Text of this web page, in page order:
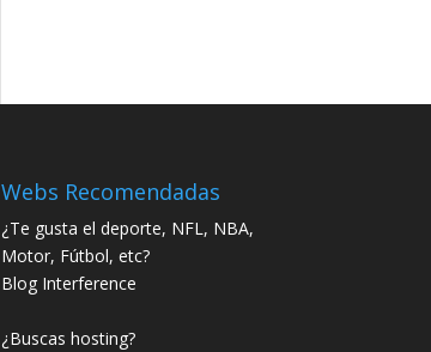
Webs Recomendadas
¿Te gusta el deporte, NFL, NBA,
Motor, Fútbol, etc?
Blog Interference
¿Buscas hosting?